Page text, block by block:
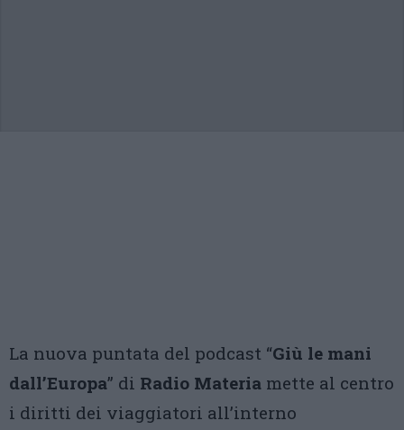
La nuova puntata del podcast “Giù le mani
dall’Europa” di Radio Materia mette al centro
i diritti dei viaggiatori all’interno